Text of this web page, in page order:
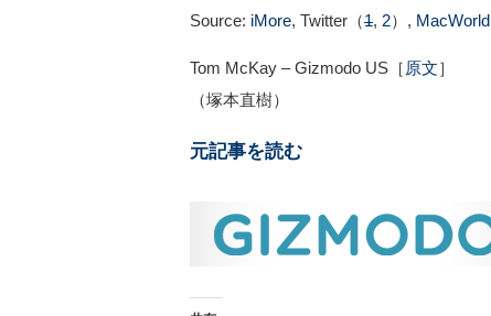
Source: iMore, Twitter（1, 2）, MacWorld
Tom McKay – Gizmodo US［ 原文］
（塚本直樹）
元記事を読む